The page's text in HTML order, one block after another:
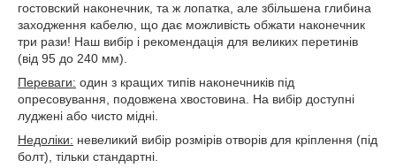
гостовский наконечник, та ж лопатка, але збільшена глибина
заходження кабелю, що дає можливість обжати наконечник
три рази! Наш вибір і рекомендація для великих перетинів
(від 95 до 240 мм).
Переваги: один з кращих типів наконечників під
опресовування, подовжена хвостовина. На вибір доступні
луджені або чисто мідні.
Недоліки: невеликий вибір розмірів отворів для кріплення (під
болт), тільки стандартні.